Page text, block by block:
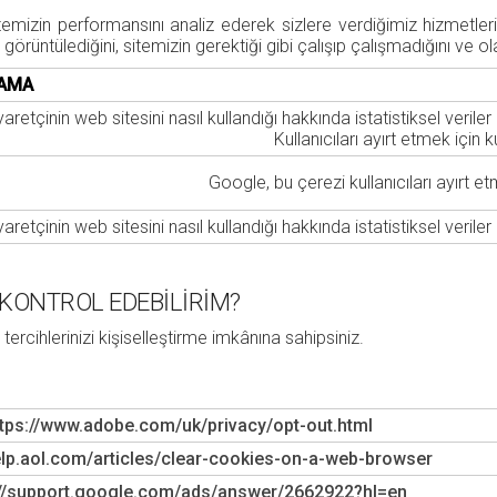
performansını analiz ederek sizlere verdiğimiz
sitemizin gerektiği gibi çalışıp çalışmadığını ve
web sitesini nasıl kullandığı hakkında istatistiksel
Kullanıcıları ayırt etmek için
Google, bu çerezi kullanıcıları ayırt
web sitesini nasıl kullandığı hakkında istatistiksel
EDEBİLİRİM?
tercihlerinizi kişiselleştirme imkânına sahipsiniz.
www.adobe.com/uk/privacy/opt-out.html
articles/clear-cookies-on-a-web-browser
support.google.com/ads/answer/2662922?hl=en